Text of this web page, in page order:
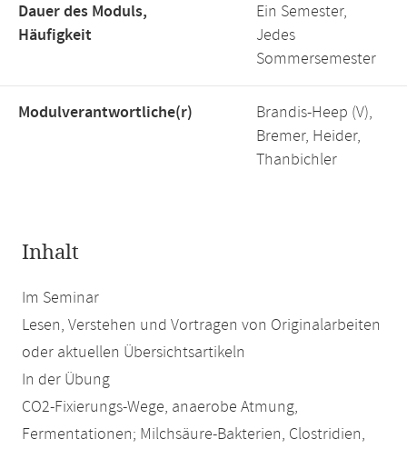
Dauer des Moduls,
Häufigkeit
Ein Semester,
Jedes
Sommersemester
Modulverantwortliche(r)
Brandis-Heep (V),
Bremer, Heider,
Thanbichler
Inhalt
Im Seminar
Lesen, Verstehen und Vortragen von Originalarbeiten
oder aktuellen Übersichtsartikeln
In der Übung
CO2-Fixierungs-Wege, anaerobe Atmung,
Fermentationen; Milchsäure-Bakterien, Clostridien,